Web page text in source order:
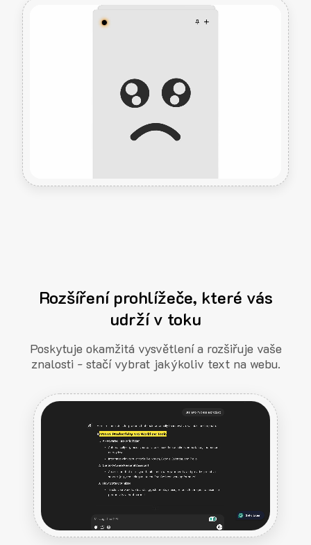
Rozšíření prohlížeče, které vás
udrží v toku
Poskytuje okamžitá vysvětlení a rozšiřuje vaše
znalosti - stačí vybrat jakýkoliv text na webu.